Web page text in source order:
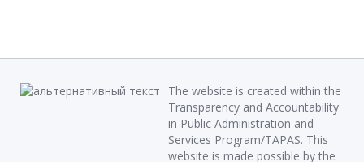
The website is created within the
Transparency and Accountability
in Public Administration and
Services Program/TAPAS. This
website is made possible by the